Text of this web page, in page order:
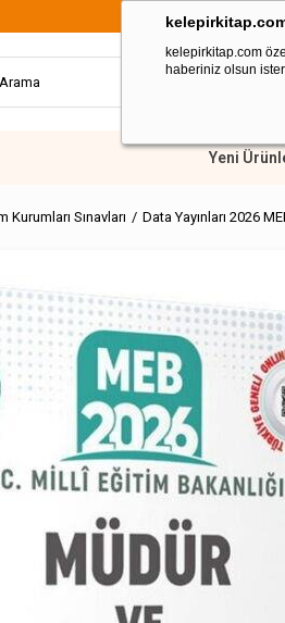
kelepirkitap.com
haberiniz olsun
Alışverişlerde Kargo Ücretsiz
Yeni
Kurumları Sınavları Data Yayınları 2026